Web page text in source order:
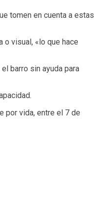
tomen en cuenta a estas
o visual, «lo que hace
barro sin ayuda para
por vida, entre el 7 de